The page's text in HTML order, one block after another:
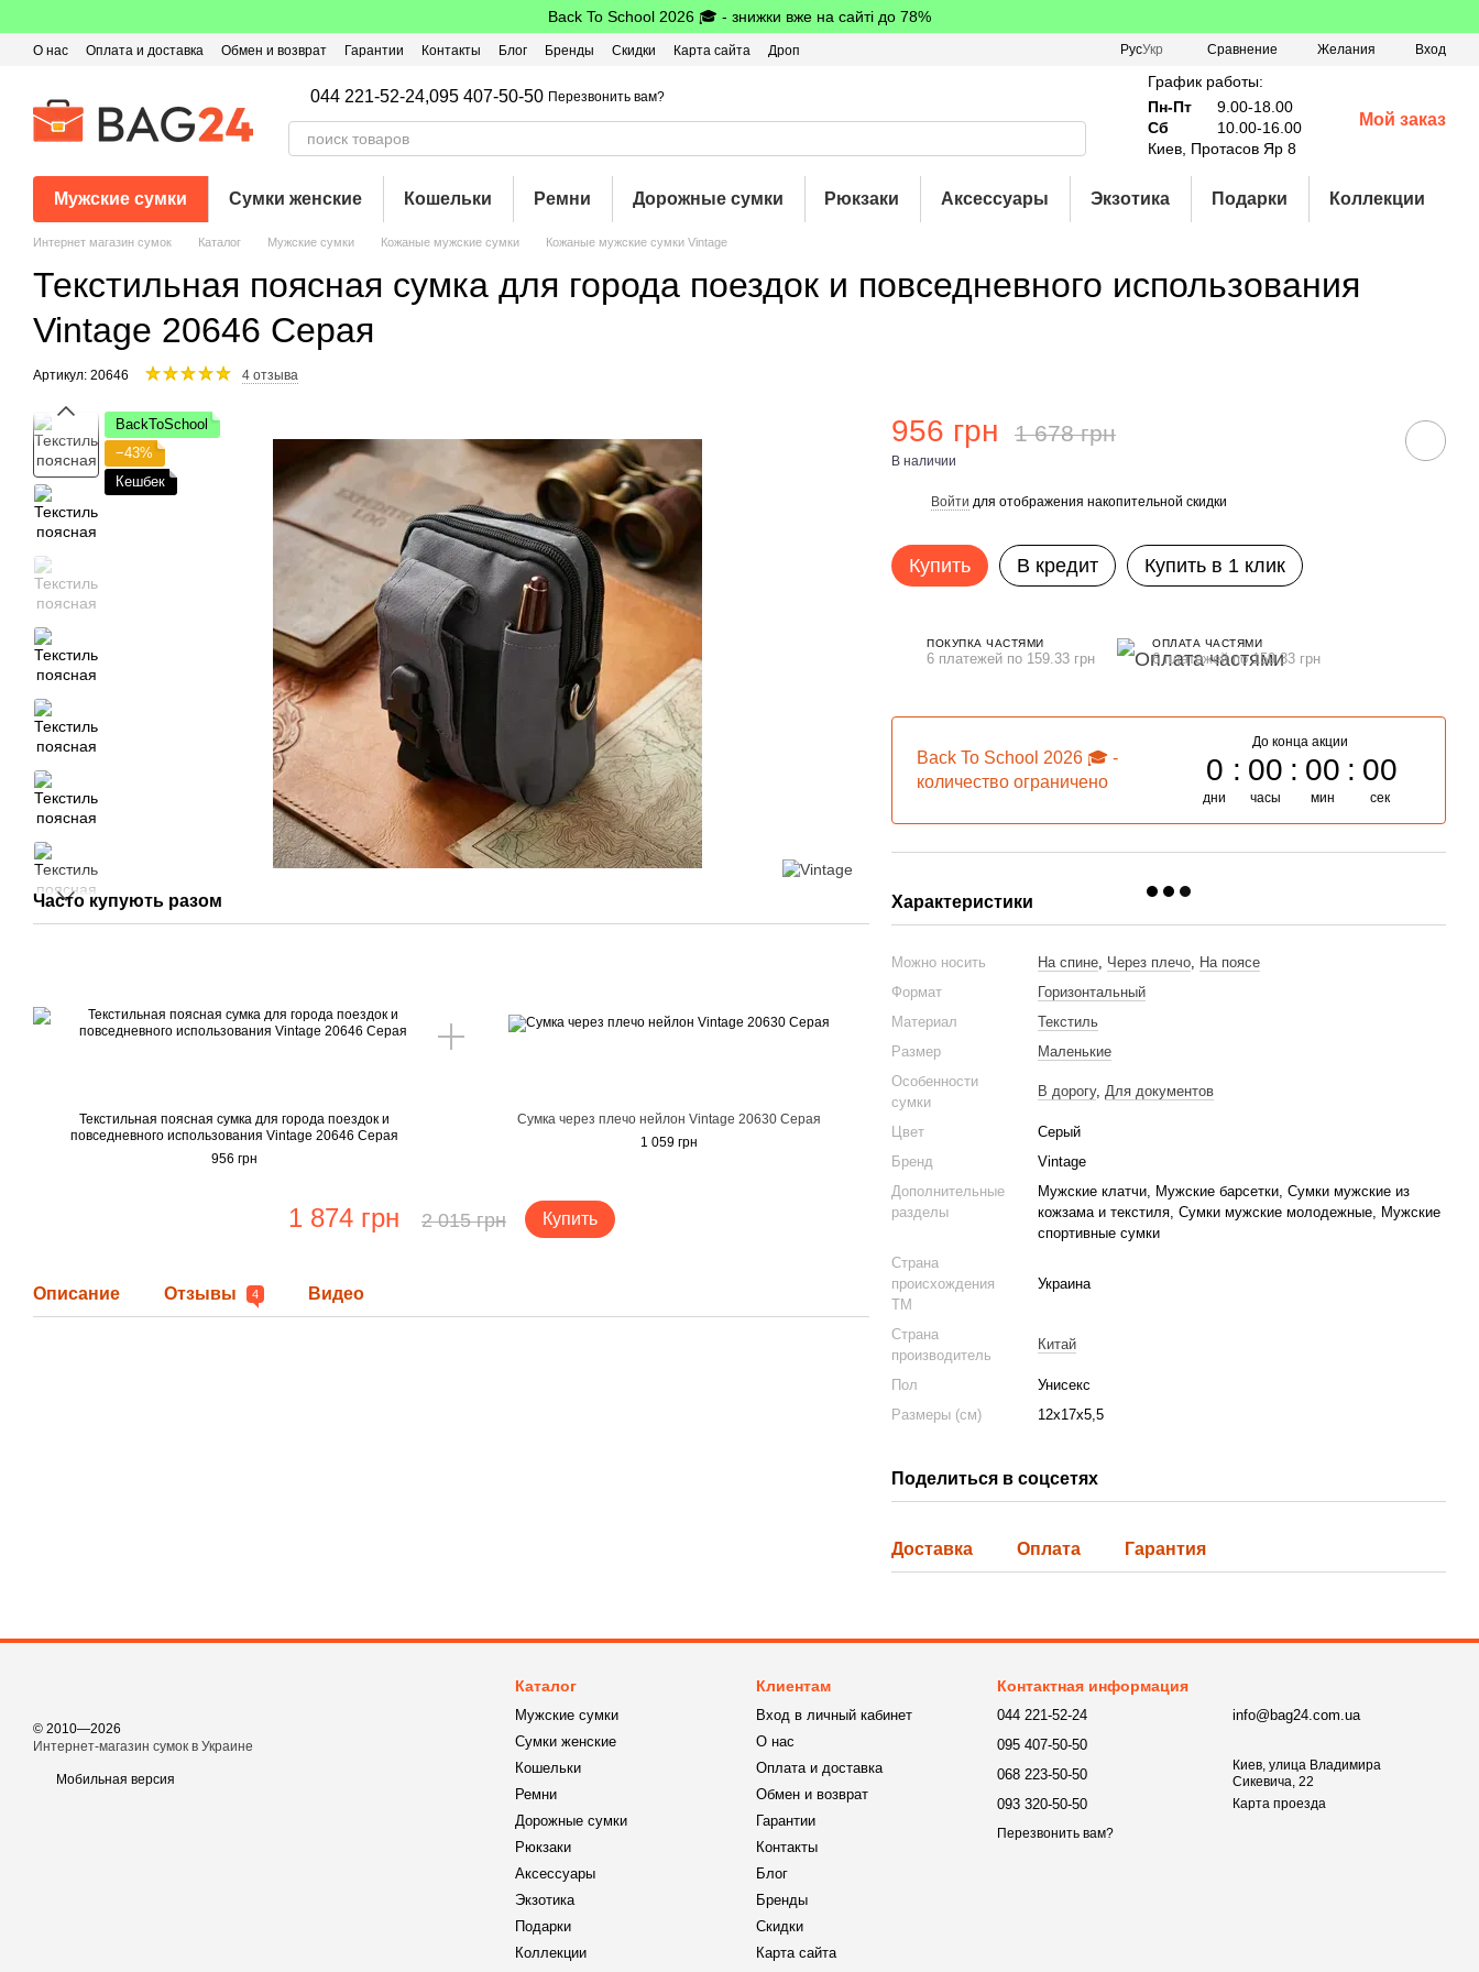
Back To School 2026 🎓 - знижки вже на сайті до 78%
О нас Оплата и доставка Обмен и возврат Гарантии Контакты Блог Бренды Скидки Карта сайта
Дроп
РусУкр Сравнение Желания Вход
044 221-52-24,095 407-50-50 Перезвонить вам?
График работы:
Пн-Пт
9.00-18.00
Сб
10.00-16.00
Киев, Протасов Яр 8
Мой заказ
Мужские сумки Сумки женские Кошельки Ремни Дорожные сумки Рюкзаки Аксессуары Экзотика Подарки Коллекции
Интернет магазин сумок Каталог Мужские сумки Кожаные мужские сумки Кожаные мужские сумки Vintage
Текстильная поясная сумка для города поездок и повседневного использования
Vintage 20646 Серая
Артикул: 20646 4 отзыва
BackToSchool
−43%
Кешбек
Часто купують разом
Текстильная поясная сумка для города поездок и
повседневного использования Vintage 20646 Серая
956 грн
Сумка через плечо нейлон Vintage 20630 Серая
1 059 грн
1 874 грн 2 015 грн Купить
Описание Отзывы 4 Видео
956 грн 1 678 грн
В наличии
Войти для отображения накопительной скидки
Купить В кредит Купить в 1 клик
ПОКУПКА ЧАСТЯМИ
6 платежей по 159.33 грн
ОПЛАТА ЧАСТЯМИ
6 платежей по 159.33 грн
Back To School 2026 🎓 -
количество ограничено
До конца акции
0
дни
00
часы
00
мин
00
сек
Характеристики
Можно носить На спине, Через плечо, На поясе
Формат
Горизонтальный
Материал
Текстиль
Размер
Маленькие
Особенности
сумки
В дорогу,Для документов
Цвет
Серый
Бренд
Vintage
Дополнительные
разделы
Мужские клатчи, Мужские барсетки, Сумки мужские из
кожзама и текстиля, Сумки мужские молодежные, Мужские
спортивные сумки
Страна
происхождения
ТМ
Украина
Страна
производитель
Китай
Пол
Унисекс
Размеры (см)
12x17x5,5
Поделиться в соцсетях
Доставка Оплата Гарантия
© 2010—2026
Интернет-магазин сумок в Украине
Мобильная версия
Каталог
Мужские сумки
Сумки женские
Кошельки
Ремни
Дорожные сумки
Рюкзаки
Аксессуары
Экзотика
Подарки
Коллекции
Клиентам
Вход в личный кабинет
О нас
Оплата и доставка
Обмен и возврат
Гарантии
Контакты
Блог
Бренды
Скидки
Карта сайта
Контактная информация
044 221-52-24
095 407-50-50
068 223-50-50
093 320-50-50
Перезвонить вам?
info@bag24.com.ua
Киев, улица Владимира
Сикевича, 22
Карта проезда